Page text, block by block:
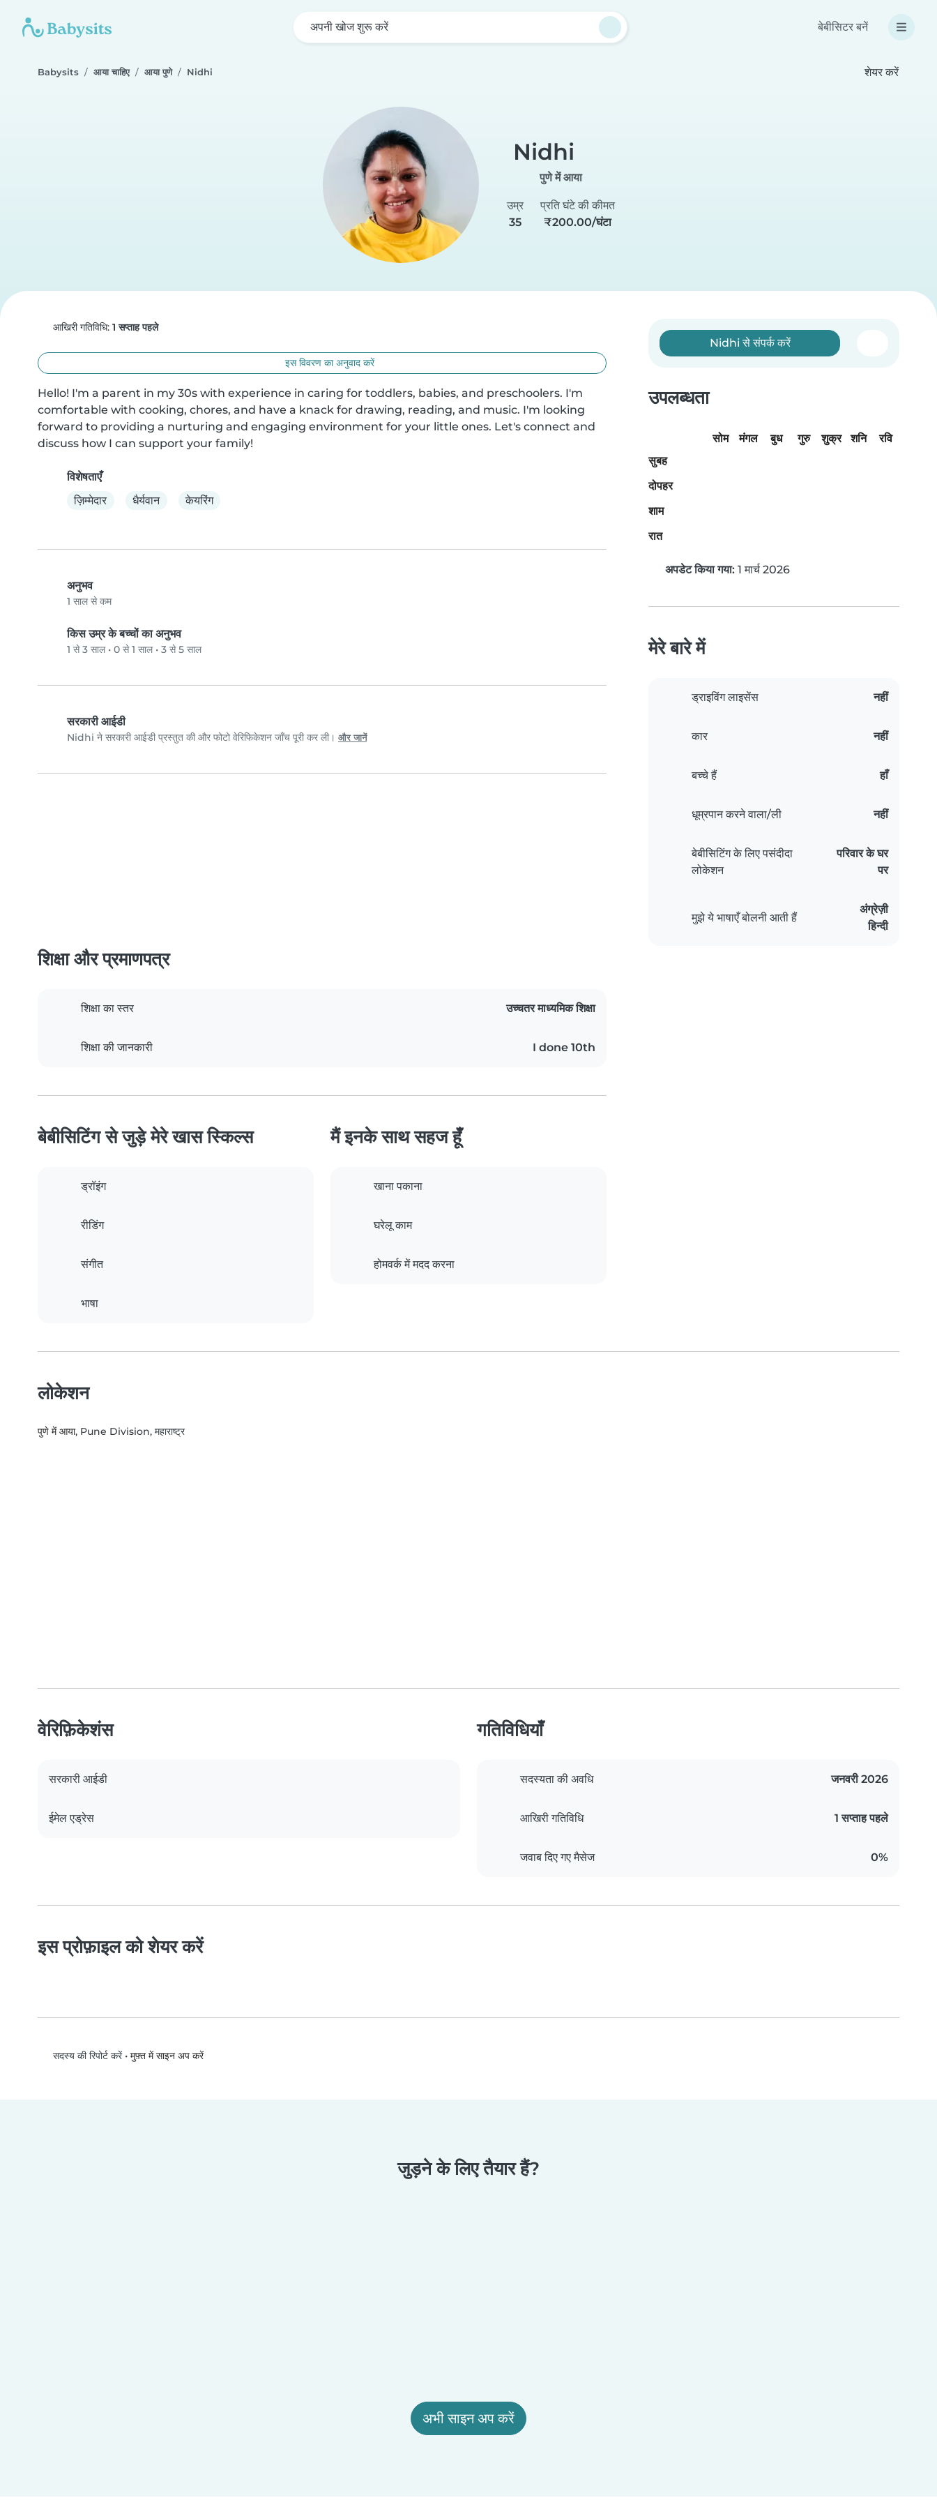
अपनी खोज शुरू करें बेबीसिटर बनें
Babysits आया चाहिए आया पुणे Nidhi शेयर करें
Nidhi
पुणे में आया
उम्र
35
प्रति घंटे की कीमत
₹200.00/घंटा
आखिरी गतिविधि: 1 सप्ताह पहले
इस विवरण का अनुवाद करें
Hello! I'm a parent in my 30s with experience in caring for toddlers, babies, and preschoolers. I'm
comfortable with cooking, chores, and have a knack for drawing, reading, and music. I'm looking
forward to providing a nurturing and engaging environment for your little ones. Let's connect and
discuss how I can support your family!
विशेषताएँ
ज़िम्मेदार
धैर्यवान केयरिंग
अनुभव
1 साल से कम
किस उम्र के बच्चों का अनुभव
1 से 3 साल • 0 से 1 साल • 3 से 5 साल
सरकारी आईडी
Nidhi ने सरकारी आईडी प्रस्तुत की और फोटो वेरिफिकेशन जाँच पूरी कर ली। और जानें
Nidhi से संपर्क करें
उपलब्धता
सोम मंगल बुध गुरु शुक्र शनि
रवि
सुबह
दोपहर
शाम
रात
अपडेट किया गया: 1 मार्च 2026
मेरे बारे में
ड्राइविंग लाइसेंस नहीं
कार नहीं
बच्चे हैं हाँ
धूम्रपान करने वाला/ली नहीं
बेबीसिटिंग के लिए पसंदीदा
लोकेशन
परिवार के घर
पर
मुझे ये भाषाएँ बोलनी आती हैं
अंग्रेज़ी
हिन्दी
शिक्षा और प्रमाणपत्र
शिक्षा का स्तर उच्चतर माध्यमिक शिक्षा
शिक्षा की जानकारी I done 10th
बेबीसिटिंग से जुड़े मेरे खास स्किल्स
ड्रॉइंग
रीडिंग
संगीत
भाषा
मैं इनके साथ सहज हूँ
खाना पकाना
घरेलू काम
होमवर्क में मदद करना
लोकेशन
पुणे में आया, Pune Division, महाराष्ट्र
वेरिफ़िकेशंस
सरकारी आईडी
ईमेल एड्रेस
गतिविधियाँ
सदस्यता की अवधि जनवरी 2026
आखिरी गतिविधि 1 सप्ताह पहले
जवाब दिए गए मैसेज 0%
इस प्रोफ़ाइल को शेयर करें
सदस्य की रिपोर्ट करें• मुफ़्त में साइन अप करें
जुड़ने के लिए तैयार हैं?
अभी साइन अप करें